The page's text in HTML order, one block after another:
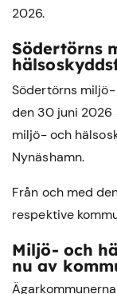
2026.
Södertörns
Södertörns
den 30 juni 2026
miljö- och
Nynäshamn.
Från och med
respektive
Miljö- och
nu av